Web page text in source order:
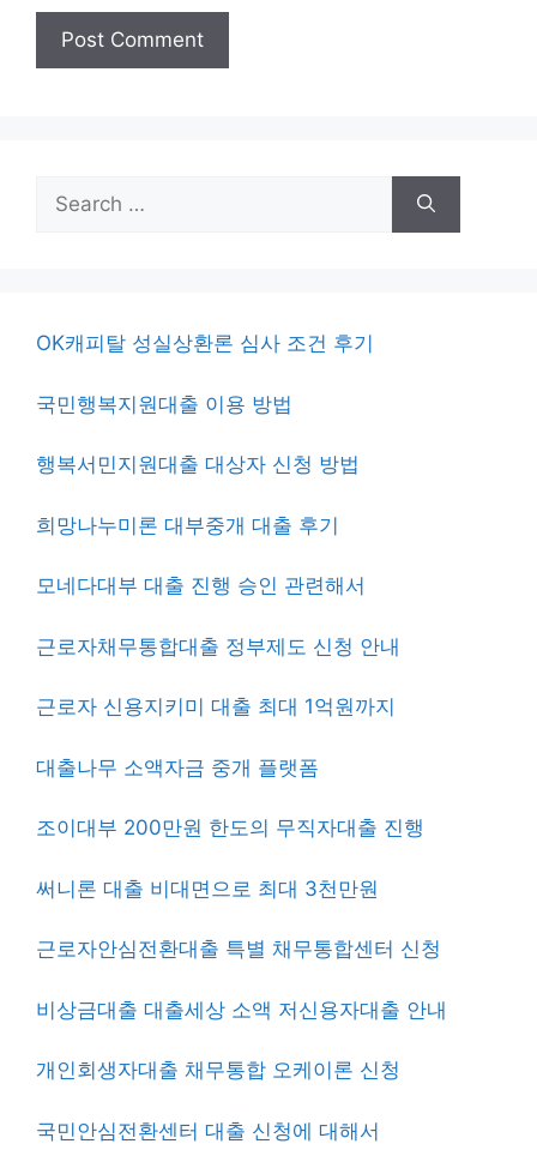
Search
for:
OK캐피탈 성실상환론 심사 조건 후기
국민행복지원대출 이용 방법
행복서민지원대출 대상자 신청 방법
희망나누미론 대부중개 대출 후기
모네다대부 대출 진행 승인 관련해서
근로자채무통합대출 정부제도 신청 안내
근로자 신용지키미 대출 최대 1억원까지
대출나무 소액자금 중개 플랫폼
조이대부 200만원 한도의 무직자대출 진행
써니론 대출 비대면으로 최대 3천만원
근로자안심전환대출 특별 채무통합센터 신청
비상금대출 대출세상 소액 저신용자대출 안내
개인회생자대출 채무통합 오케이론 신청
국민안심전환센터 대출 신청에 대해서